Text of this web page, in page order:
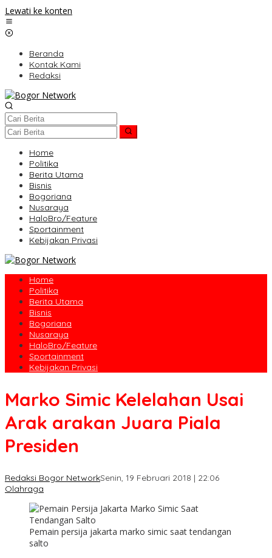
Lewati ke konten
Beranda
Kontak Kami
Redaksi
Home
Politika
Berita Utama
Bisnis
Bogoriana
Nusaraya
HaloBro/Feature
Sportainment
Kebijakan Privasi
Home
Politika
Berita Utama
Bisnis
Bogoriana
Nusaraya
HaloBro/Feature
Sportainment
Kebijakan Privasi
Marko Simic Kelelahan Usai
Arak arakan Juara Piala
Presiden
Redaksi Bogor NetworkSenin, 19 Februari 2018 | 22:06
Olahraga
Pemain persija jakarta marko simic saat tendangan
salto